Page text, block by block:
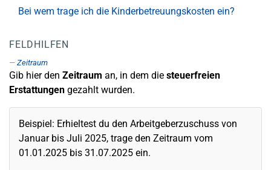
Bei wem trage ich die Kinderbetreuungskosten ein?
FELDHILFEN
Zeitraum
Gib hier den Zeitraum an, in dem die steuerfreien
Erstattungen gezahlt wurden.
Beispiel: Erhieltest du den Arbeitgeberzuschuss von
Januar bis Juli 2025, trage den Zeitraum vom
01.01.2025 bis 31.07.2025 ein.